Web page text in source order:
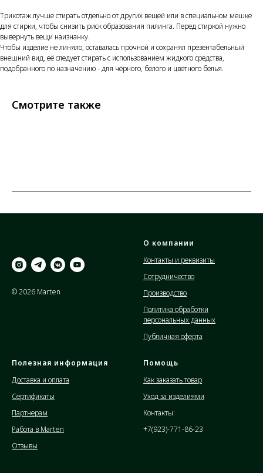
Трикотаж лучше стирать отдельно от других вещей или в специальном мешке
для стирки, чтобы снизить риск образования пилинга. Перед стиркой нужно
вывернуть вещи наизнанку.
Чтобы изделие не линяло, оставалась прочной и сохранял презентабельный
внешний вид, её следует стирать с использованием жидкого средства,
подобранного по назначению - для чёрного, белого и цветного белья.
Смотрите также
© 2026 Marten
О компании
Контакты и реквизиты
Сотрудничество
Производство
Политика обработки
персональных данных
Публичная оферта
Полезная информация
Доставка и оплата
Сертификаты
Партнерам
Работа в Marten
Отзывы
Помощь
Как заказать товар
Уход за изделиями
Контакты:
+7(923)-771-86-23